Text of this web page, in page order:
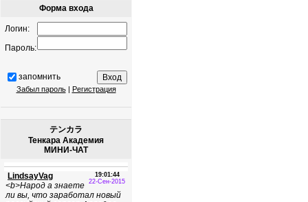
Форма входа
Логин:
Пароль:
запомнить
Забыл пароль | Регистрация
テンカラ
Тенкара Академия
МИНИ-ЧАТ